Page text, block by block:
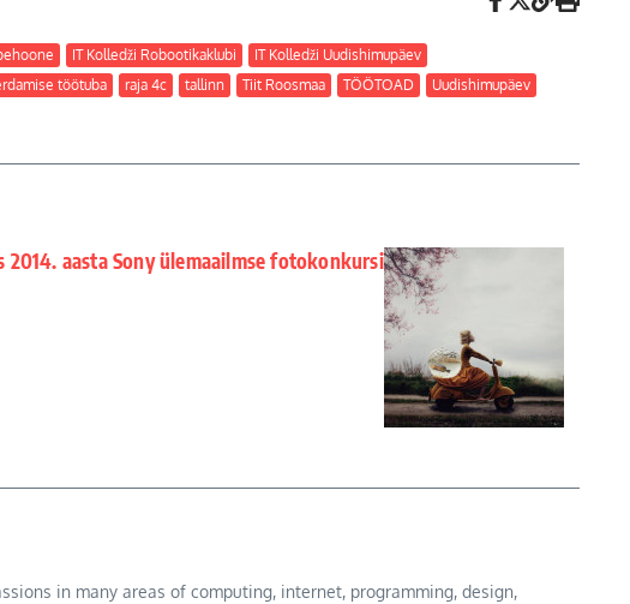
IT Kolledži Robootikaklubi
IT Kolledži Uudishimupäev
töötuba raja 4c tallinn Tiit Roosmaa TÖÖTOAD Uudishimupäev
aasta Sony ülemaailmse fotokonkursi
in many areas of computing, internet, programming, design,